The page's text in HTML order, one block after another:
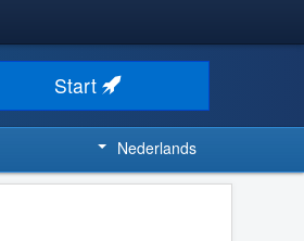
Start
Nederlands